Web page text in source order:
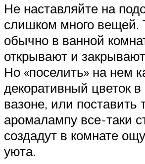
Не наставляйте на
слишком много вещей.
обычно в ванной
открывают и
Но «поселить» на нем
декоративный цветок
вазоне, или поставить
аромалампу все-таки
создадут в комнате
уюта.